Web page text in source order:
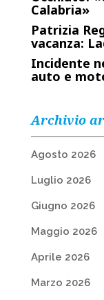
Calabria»
Patrizia
vacanza:
Incidente
auto e
Archivio
Agosto 2026
Luglio 2026
Giugno 2026
Maggio 2026
Aprile 2026
Marzo 2026